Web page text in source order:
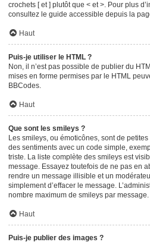
crochets [ et ] plutôt que < et >. Pour plus
consultez le guide accessible depuis la
Haut
Puis-je utiliser le HTML ?
Non, il n’est pas possible de publier du
mises en forme permises par le HTML
BBCodes.
Haut
Que sont les smileys ?
Les smileys, ou émoticônes, sont de
des sentiments avec un code simple,
triste. La liste complète des smileys est
message. Essayez toutefois de ne pas en
rendre un message illisible et un
simplement d’effacer le message.
nombre maximum de smileys par message.
Haut
Puis-je publier des images ?